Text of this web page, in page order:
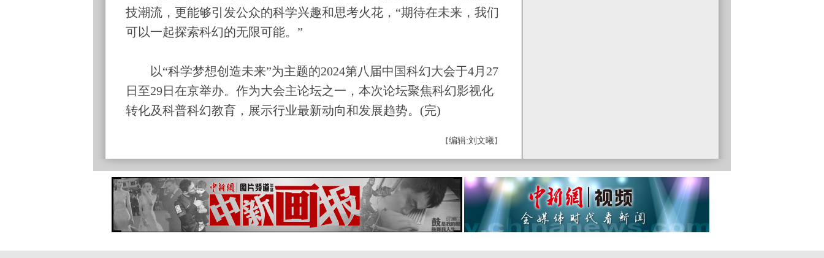
技潮流，更能够引发公众的科学兴趣和思考火花，“期待在未来，我们
可以一起探索科幻的无限可能。”
以“科学梦想创造未来”为主题的2024第八届中国科幻大会于4月27
日至29日在京举办。作为大会主论坛之一，本次论坛聚焦科幻影视化
转化及科普科幻教育，展示行业最新动向和发展趋势。(完)
【编辑:刘文曦】